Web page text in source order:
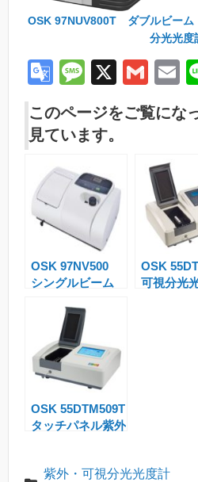
OSK 97NUV800T ダブルビー
分光光度
G
o
gl
e
Tr
a
sl
at
e
M
ss
a
g
e
X
G
m
ail
E
このページをご覧にな
見ています。
OSK 97NV500
シングルビーム
OSK
可視分光
OSK 55DTM509T
タッチパネル紫外
紫外・可視分光光度計